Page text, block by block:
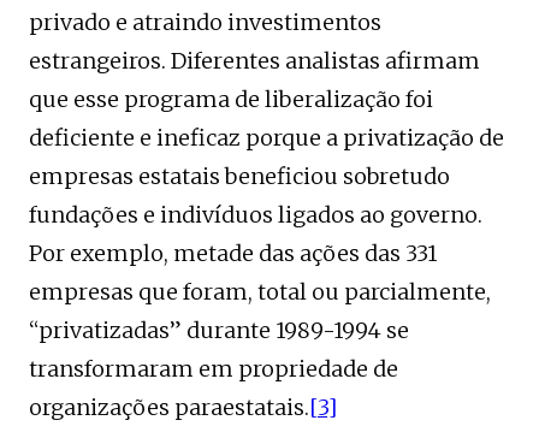
privado e atraindo investimentos
estrangeiros. Diferentes analistas afirmam
que esse programa de liberalização foi
deficiente e ineficaz porque a privatização de
empresas estatais beneficiou sobretudo
fundações e indivíduos ligados ao governo.
Por exemplo, metade das ações das 331
empresas que foram, total ou parcialmente,
“privatizadas” durante 1989-1994 se
transformaram em propriedade de
organizações paraestatais.[3]